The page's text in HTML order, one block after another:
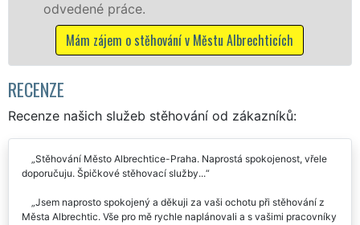
EXTRA STĚHOVÁNÍ. Nabízíme stěhovací
služby NON-STOP včetně víkendů a svátků
bez příplatků.
RECENZE
Recenze našich služeb stěhování od zákazníků:
Stěhování Město Albrechtice-Praha. Naprostá spokojenost, vřele